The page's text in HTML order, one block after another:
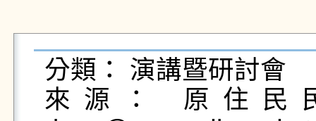
分類： 演講暨研討會
來源： 原住